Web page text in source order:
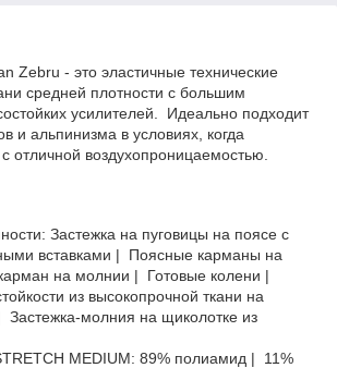
Zebru - это эластичные технические
средней плотности с большим
усилителей. Идеально подходит
и альпинизма в условиях, когда
отличной воздухопроницаемостью.
Застежка на пуговицы на поясе с
вставками | Поясные карманы на
на молнии | Готовые колени |
из высокопрочной ткани на
Застежка-молния на щиколотке из
MEDIUM: 89% полиамид | 11%